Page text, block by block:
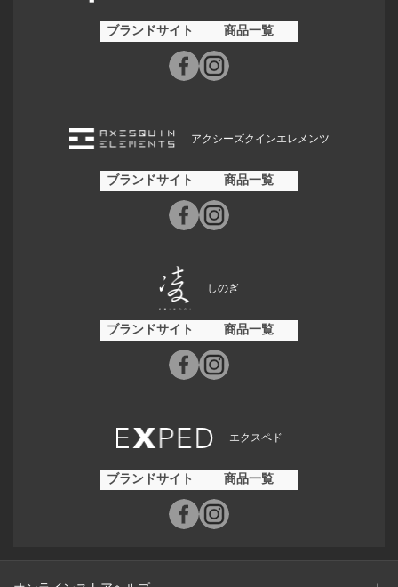
ブランドサイト 商品一覧
アクシーズクインエレメンツ
ブランドサイト 商品一覧
しのぎ
ブランドサイト 商品一覧
エクスペド
ブランドサイト 商品一覧